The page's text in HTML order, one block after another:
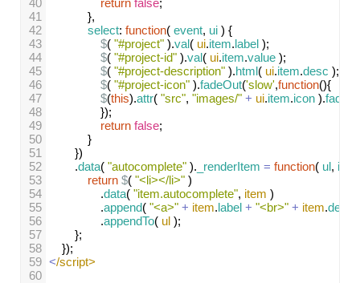
41
},
42
select: function( event, ui ) {
43
$( "#project" ).val( ui.item.label );
44
$( "#project-id" ).val( ui.item.value );
45
$( "#project-description" ).html( ui.item.desc );
46
$( "#project-icon" ).fadeOut('slow',function(){
47
$(this).attr( "src", "images/" + ui.item.icon ).fadeIn
48
});
49
return false;
50
}
51
})
52
.data( "autocomplete" ). _renderItem = function( ul, item
53
return $( "<li></li>" )
54
.data( "item.autocomplete", item )
55
.append( "<a>" + item.label + "<br>" + item.desc
56
.appendTo( ul );
57
};
58
});
59 </script>
60